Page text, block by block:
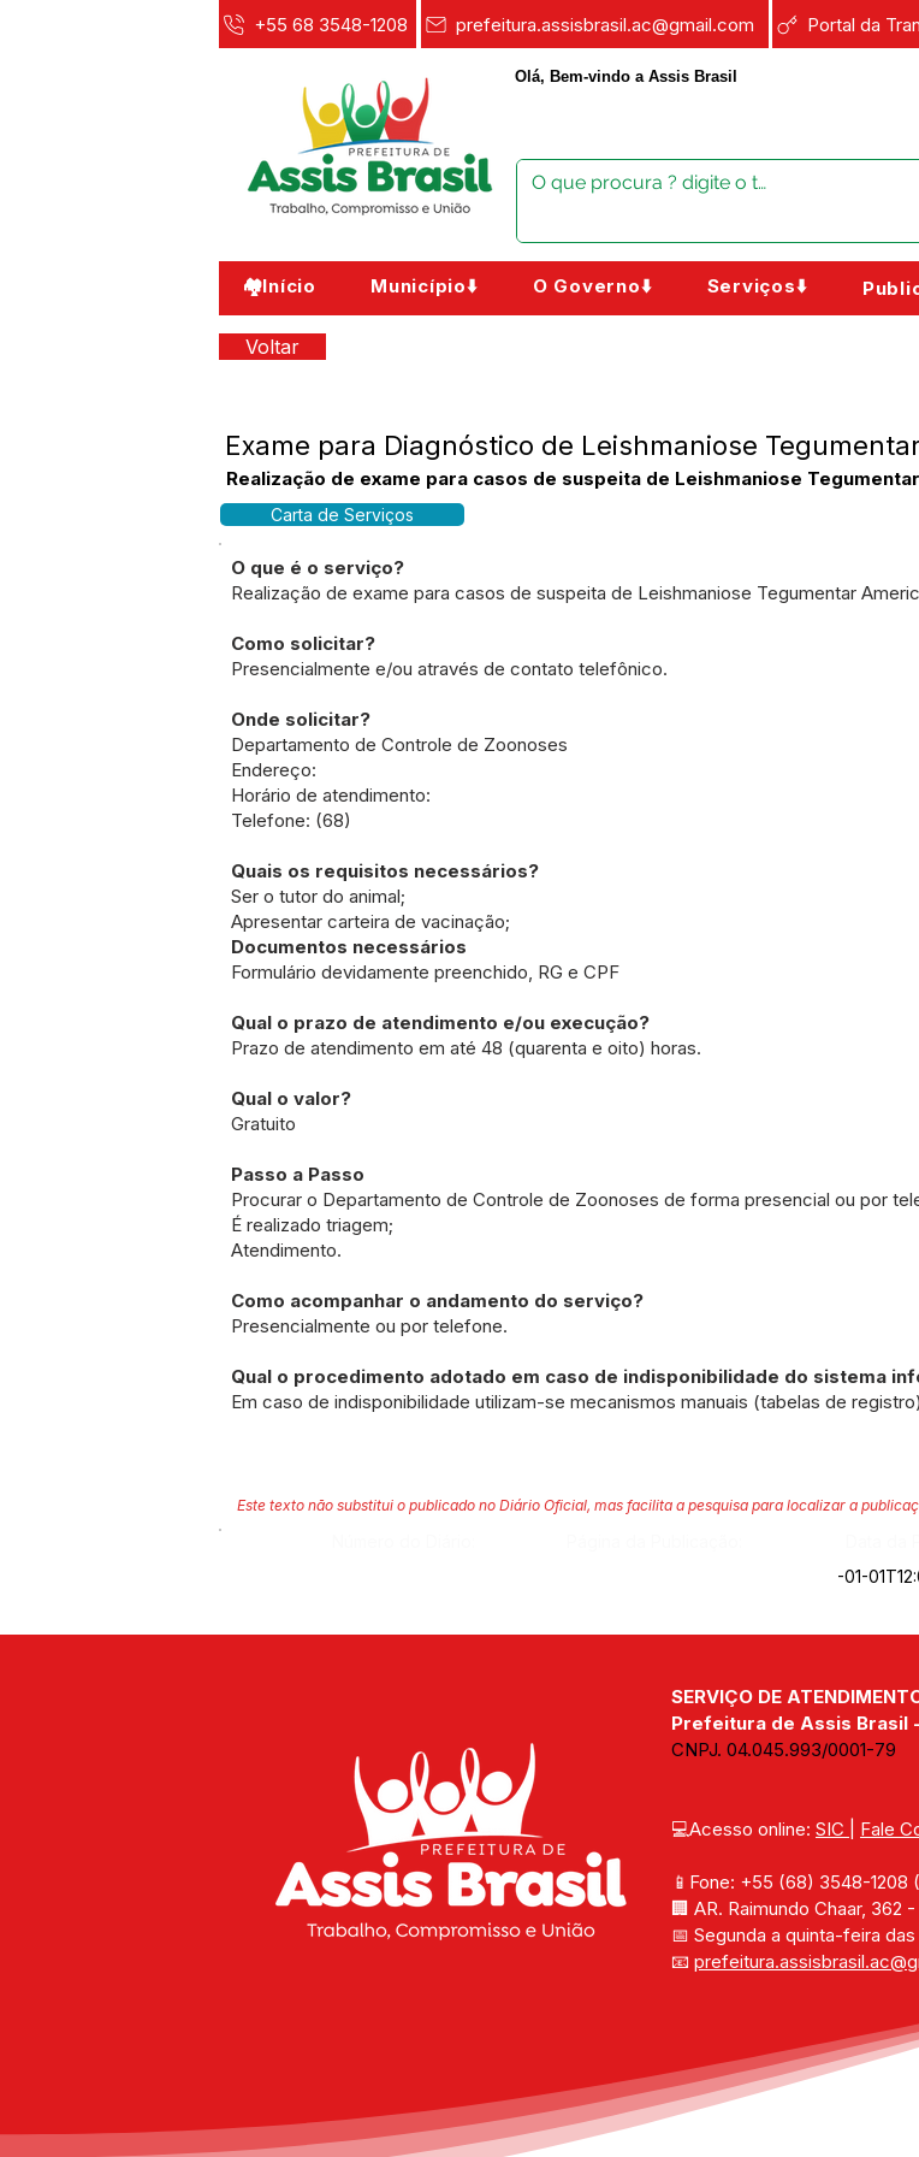
+55 68 3548-1208 prefeitura.assisbrasil.ac@gmail.com Portal da
Olá, Bem-vindo a Assis Brasil
🏘️Início Município⬇️ O Governo⬇️ Serviços⬇️
Voltar
Exame para Diagnóstico de Leishmaniose
Realização de exame para casos de suspeita de Leishmaniose
Carta de Serviços
O que é o serviço?
Realização de exame para casos de suspeita de Leishmaniose Tegumentar
Como solicitar?
Presencialmente e/ou através de contato telefônico.
Onde solicitar?
Departamento de Controle de Zoonoses
Endereço:
Horário de atendimento:
Telefone: (68)
Quais os requisitos necessários?
Ser o tutor do animal;
Apresentar carteira de vacinação;
Documentos necessários
Formulário devidamente preenchido, RG e CPF
Qual o prazo de atendimento e/ou execução?
Prazo de atendimento em até 48 (quarenta e oito) horas.
Qual o valor?
Gratuito
Passo a Passo
Procurar o Departamento de Controle de Zoonoses de forma presencial ou por
É realizado triagem;
Atendimento.
Como acompanhar o andamento do serviço?
Presencialmente ou por telefone.
Qual o procedimento adotado em caso de indisponibilidade do sistema
Em caso de indisponibilidade utilizam-se mecanismos manuais (tabelas de registro)
Este texto não substitui o publicado no Diário Oficial, mas facilita a pesquisa para localizar a
-01-
SERVIÇO DE
Prefeitura de Assis Brasil
CNPJ. 04.045.993/0001-79
💻Acesso online: SIC Fale
📱Fone: +55 (68) 3548-1208
🏢 AR. Raimundo Chaar, 362
📅 Segunda a quinta-feira das
📧 prefeitura.assisbrasil.ac